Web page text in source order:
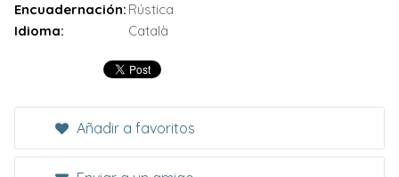
Encuadernación: Rústica
Idioma:
Català
Añadir a favoritos